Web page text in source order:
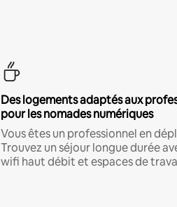
Des logements adaptés aux
pour les nomades numériques
Vous êtes un professionnel en
Trouvez un séjour longue durée
wifi haut débit et espaces de